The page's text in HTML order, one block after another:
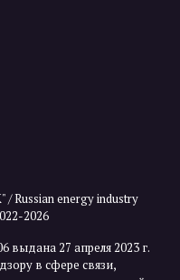
Russian energy industry
2026
27 апреля 2023 г.
в сфере связи,